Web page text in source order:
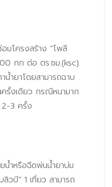
มโครงสร้าง “โพลี
กก ต่อ ตร.ซม.(ksc)
น้ำยาโดยสามารถฉาบ
รั้งเดียว กรณีหนามาก
2-3 ครั้ง
น้ำหรือฉีดพ่นน้ำยาบ่ม
วบี” 1 เที่ยว สามารถ